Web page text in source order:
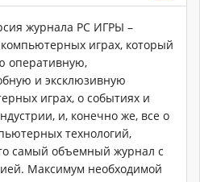
журнала PC ИГРЫ –
играх, который
оперативную,
и эксклюзивную
играх, о событиях и
и, конечно же, все о
технологий,
самый объемный журнал с
Максимум необходимой